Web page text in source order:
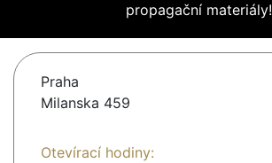
propagační materiály!
Praha
Milanska 459
Otevírací hodiny: